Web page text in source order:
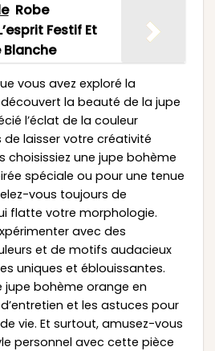
Robe
Festif Et
Blanche
vous avez exploré la
la beauté de la jupe
l’éclat de la couleur
laisser votre créativité
choisissiez une jupe bohème
spéciale ou pour une tenue
vous toujours de
flatte votre morphologie.
avec des
et de motifs audacieux
uniques et éblouissantes.
jupe bohème orange en
et les astuces pour
vie. Et surtout, amusez-vous
personnel avec cette pièce